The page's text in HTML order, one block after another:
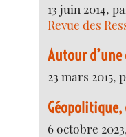
13 juin 2014,
Revue des
Autour d’une
23 mars 2015,
Géopolitique,
6 octobre